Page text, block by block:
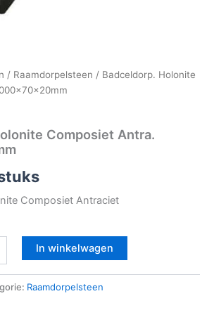
/ Raamdorpelsteen / Badceldorp. Holonite
Composiet Antra.
Composiet Antraciet
In winkelwagen
Raamdorpelsteen